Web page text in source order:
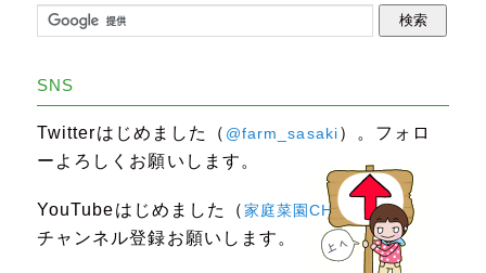
SNS
Twitterはじめました（ @farm_sasaki）。フォロ
ーよろしくお願いします。
YouTubeはじめました（家庭菜園CHANNEL）。
チャンネル登録お願いします。